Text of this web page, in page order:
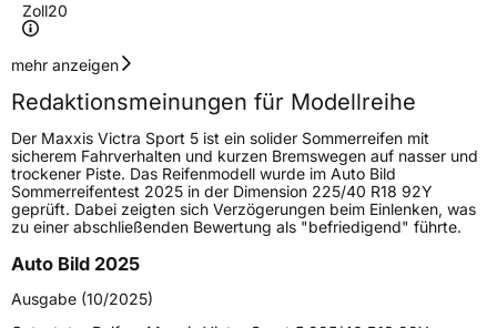
Zoll20
Geschwindigkeitsindex
Höchstgeschwindigkeit
270 km/h
Lastindex110
Höchstlast1060 kg
FahrzeugtypSUV
mehr anzeigen
Redaktionsmeinungen für Modellreihe
Der Maxxis Victra Sport 5 ist ein solider Sommerreifen mit
sicherem Fahrverhalten und kurzen Bremswegen auf nasser und
trockener Piste. Das Reifenmodell wurde im Auto Bild
Sommerreifentest 2025 in der Dimension 225/40 R18 92Y
geprüft. Dabei zeigten sich Verzögerungen beim Einlenken, was
zu einer abschließenden Bewertung als "befriedigend" führte.
Auto Bild 2025
Ausgabe (10/2025)